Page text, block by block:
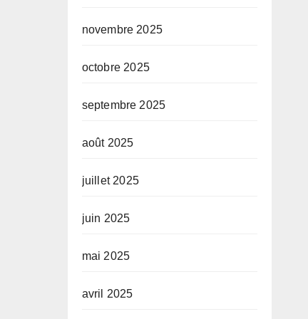
novembre 2025
octobre 2025
septembre 2025
août 2025
juillet 2025
juin 2025
mai 2025
avril 2025